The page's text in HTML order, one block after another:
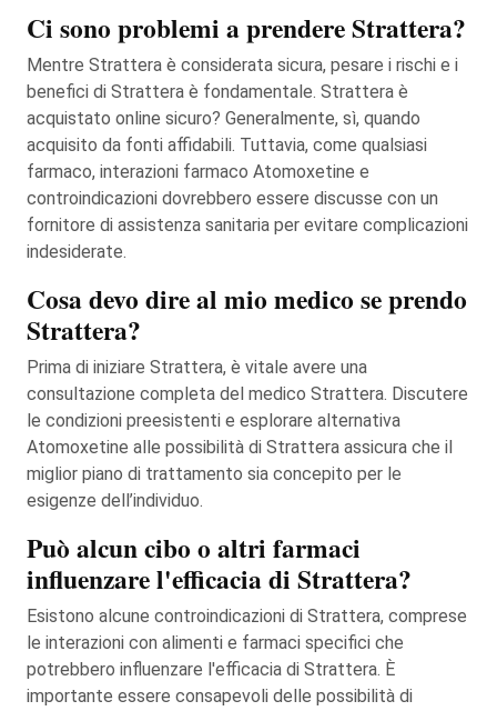
Ci sono problemi a prendere Strattera?
Mentre Strattera è considerata sicura, pesare i rischi e i
benefici di Strattera è fondamentale. Strattera è
acquistato online sicuro? Generalmente, sì, quando
acquisito da fonti affidabili. Tuttavia, come qualsiasi
farmaco, interazioni farmaco Atomoxetine e
controindicazioni dovrebbero essere discusse con un
fornitore di assistenza sanitaria per evitare complicazioni
indesiderate.
Cosa devo dire al mio medico se prendo
Strattera?
Prima di iniziare Strattera, è vitale avere una
consultazione completa del medico Strattera. Discutere
le condizioni preesistenti e esplorare alternativa
Atomoxetine alle possibilità di Strattera assicura che il
miglior piano di trattamento sia concepito per le
esigenze dell’individuo.
Può alcun cibo o altri farmaci
influenzare l'efficacia di Strattera?
Esistono alcune controindicazioni di Strattera, comprese
le interazioni con alimenti e farmaci specifici che
potrebbero influenzare l'efficacia di Strattera. È
importante essere consapevoli delle possibilità di